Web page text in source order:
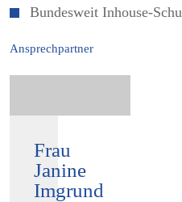
Bundesweit Inhouse-
Ansprechpartner
Frau
Janine
Imgrund